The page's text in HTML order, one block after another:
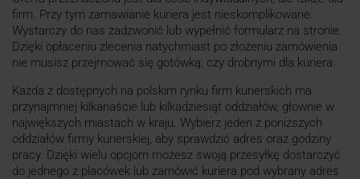
firm. Przy tym zamawianie kuriera jest nieskomplikowane.
Wystarczy do nas zadzwonić lub wypełnić formularz na stronie.
Dzięki opłaceniu zlecenia natychmiast po złożeniu zamówienia
nie musisz przejmować się gotówką, czy drobnymi dla kuriera.
Każda z dostępnych na polskim rynku firm kurierskich ma
przynajmniej kilkanaście lub kilkadziesiąt oddziałów, głownie w
największych miastach w kraju. Wybierz jeden z poniższych
oddziałów firmy kurierskiej, aby sprawdzić adres oraz godziny
pracy. Dzięki wielu opcjom możesz swoją przesyłkę dostarczyć
do jednego z placówek lub zamówić kuriera pod wybrany adres